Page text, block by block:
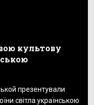
культову
презентували
світла українською